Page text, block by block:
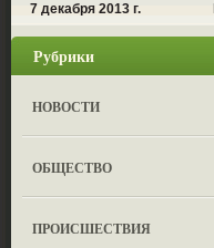
7 декабря 2013 г.
Рубрики
НОВОСТИ
ОБЩЕСТВО
ПРОИСШЕСТВИЯ